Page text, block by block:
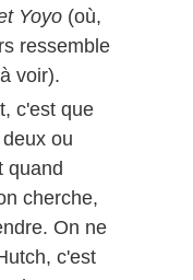
Yoyo (où,
ressemble
voir).
c'est que
ou
quand
cherche,
On ne
c'est